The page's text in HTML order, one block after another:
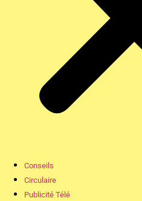
Conseils
Circulaire
Publicité Télé